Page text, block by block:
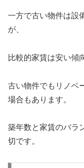
一方で古い物件は設
が、
比較的家賃は安い傾
古い物件でもリノベ
場合もあります。
築年数と家賃のバラ
切です。